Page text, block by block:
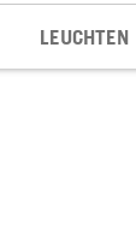
LEUCHTEN